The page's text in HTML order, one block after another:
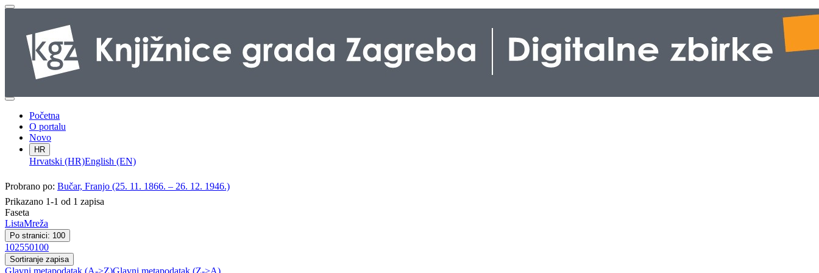
Početna
O portalu
Novo
HR
Hrvatski (HR)English (EN)
Probrano po: Bučar, Franjo (25. 11. 1866. – 26. 12. 1946.)
Prikazano 1-1 od 1 zapisa
Faseta
ListaMreža
Po stranici: 100
102550100
Sortiranje zapisa
Glavni metapodatak (A->Z)Glavni metapodatak (Z->A)